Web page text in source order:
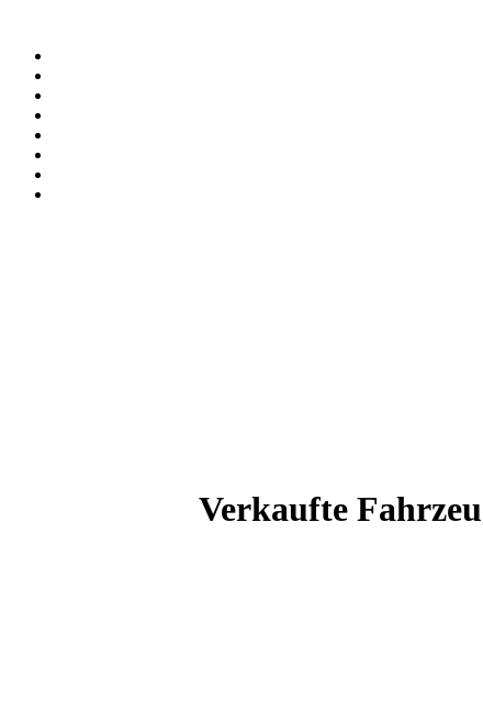
Verkaufte